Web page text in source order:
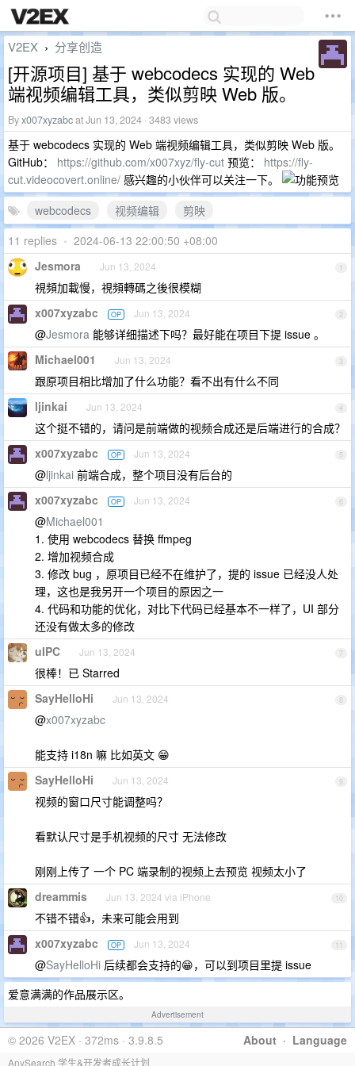
V2EX › 分享创造
[开源项目] 基于 webcodecs 实现的 Web
端视频编辑工具，类似剪映 Web 版。
Byx007xyzabcat Jun 13, 2024 · 3483 views
基于 webcodecs 实现的 Web 端视频编辑工具，类似剪映 Web 版。
GitHub： https://github.com/x007xyz/fly-cut 预览： https://fly-
cut.videocovert.online/ 感兴趣的小伙伴可以关注一下。
webcodecs
视频编辑
剪映
11 replies • 2024-06-13 22:00:50 +08:00
1
Jesmora Jun 13, 2024
視頻加載慢，視頻轉碼之後很模糊
2
x007xyzabc OP Jun 13, 2024
@Jesmora 能够详细描述下吗？最好能在项目下提 issue 。
3
Michael001 Jun 13, 2024
跟原项目相比增加了什么功能？看不出有什么不同
4
ljinkai Jun 13, 2024
这个挺不错的，请问是前端做的视频合成还是后端进行的合成？
5
x007xyzabc OP Jun 13, 2024
@ljinkai 前端合成，整个项目没有后台的
6
x007xyzabc OP Jun 13, 2024
@Michael001
1. 使用 webcodecs 替换 ffmpeg
2. 增加视频合成
3. 修改 bug ，原项目已经不在维护了，提的 issue 已经没人处
理，这也是我另开一个项目的原因之一
4. 代码和功能的优化，对比下代码已经基本不一样了，UI 部分
还没有做太多的修改
7
uIPC Jun 13, 2024
很棒！已 Starred
8
SayHelloHi Jun 13, 2024
@x007xyzabc
能支持 i18n 嘛 比如英文 😁
9
SayHelloHi Jun 13, 2024
视频的窗口尺寸能调整吗？
看默认尺寸是手机视频的尺寸 无法修改
刚刚上传了 一个 PC 端录制的视频上去预览 视频太小了
10
dreammis Jun 13, 2024 via iPhone
不错不错👍，未来可能会用到
11
x007xyzabc OP Jun 13, 2024
@SayHelloHi 后续都会支持的😁，可以到项目里提 issue
爱意满满的作品展示区。
Advertisement
About · Language
© 2026 V2EX · 372ms · 3.9.8.5
AnySearch 学生&开发者成长计划